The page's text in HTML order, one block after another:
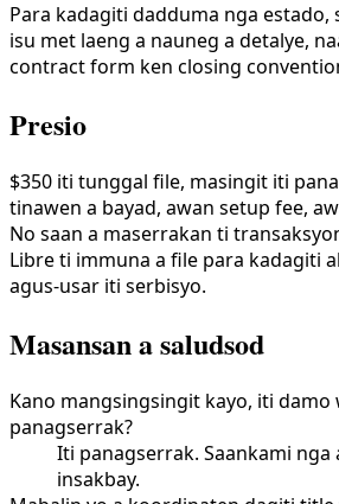
Para kadagiti dadduma nga
isu met laeng a nauneg a detalye,
contract form ken closing
Presio
$350 iti tunggal file, masingit iti
tinawen a bayad, awan setup fee,
No saan a maserrakan ti
Libre ti immuna a file para kadagiti
agus-usar iti serbisyo.
Masansan a saludsod
Kano mangsingsingit kayo, iti damo
panagserrak?
Iti panagserrak. Saankami nga
insakbay.